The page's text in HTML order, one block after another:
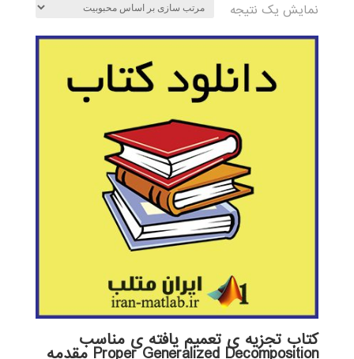
نمایش یک نتیجه
کتاب تجزیه ی تعمیم یافته ی مناسب